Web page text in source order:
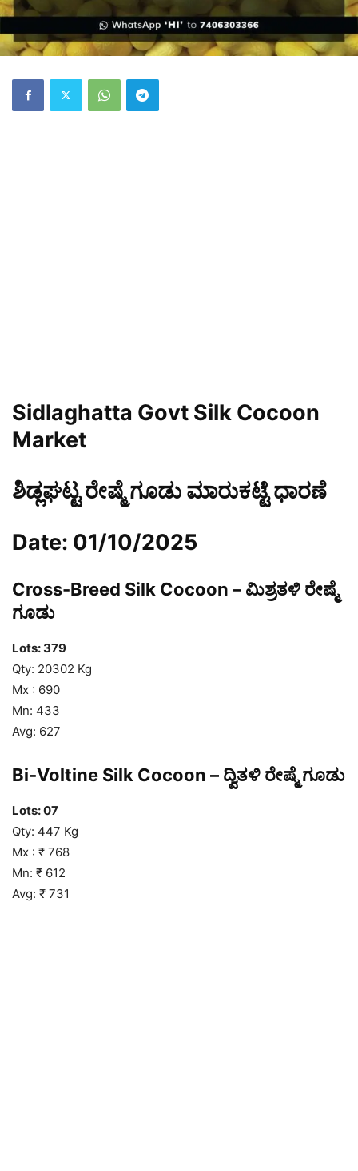
Sidlaghatta Govt Silk Cocoon
Market
ಶಿಡ್ಲಘಟ್ಟ ರೇಷ್ಮೆ ಗೂಡು ಮಾರುಕಟ್ಟೆ ಧಾರಣೆ
Date: 01/10/2025
Cross-Breed Silk Cocoon – ಮಿಶ್ರತಳಿ ರೇಷ್ಮೆ
ಗೂಡು
Lots: 379
Qty: 20302 Kg
Mx : 690
Mn: 433
Avg: 627
Bi-Voltine Silk Cocoon – ದ್ವಿತಳಿ ರೇಷ್ಮೆ ಗೂಡು
Lots: 07
Qty: 447 Kg
Mx : ₹ 768
Mn: ₹ 612
Avg: ₹ 731